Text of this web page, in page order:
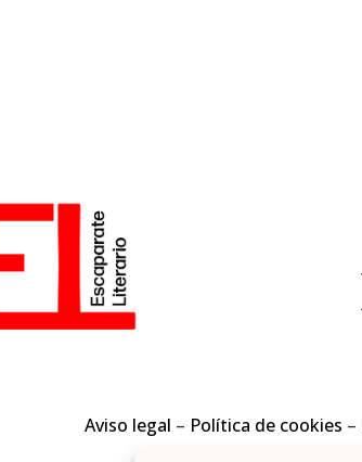
Aviso legal – Política de cookies –